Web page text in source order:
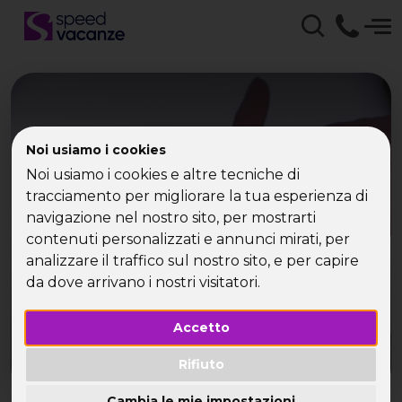
Noi usiamo i cookies
Noi usiamo i cookies e altre tecniche di
tracciamento per migliorare la tua esperienza di
navigazione nel nostro sito, per mostrarti
contenuti personalizzati e annunci mirati, per
analizzare il traffico sul nostro sito, e per capire
da dove arrivano i nostri visitatori.
Accetto
Rifiuto
Speed Vacanze -
agriturismo Toscana
vacanza,viaggi e
weekend
Le nuovissime proposte di agriturismo in Toscana